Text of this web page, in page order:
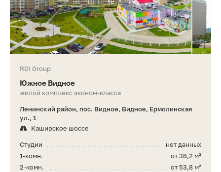
RDI Group
Южное Видное
жилой комплекс эконом-класса
Ленинский район, пос. Видное, Видное, Ермолинская
ул., 1
Каширское шоссе
нет данных
Студии
от 38,2 м²
1-комн.
от 53,8 м²
2-комн.